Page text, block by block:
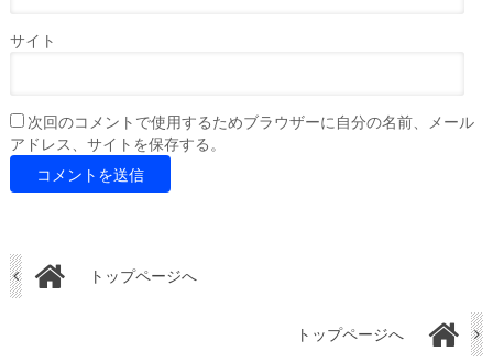
サイト
次回のコメントで使用するためブラウザーに自分の名前、メール
アドレス、サイトを保存する。
トップページへ
トップページへ